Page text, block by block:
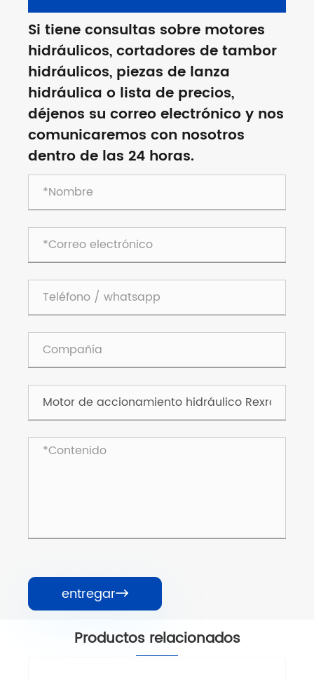
Si tiene consultas sobre motores
hidráulicos, cortadores de tambor
hidráulicos, piezas de lanza
hidráulica o lista de precios,
déjenos su correo electrónico y nos
comunicaremos con nosotros
dentro de las 24 horas.
entregar
Productos relacionados